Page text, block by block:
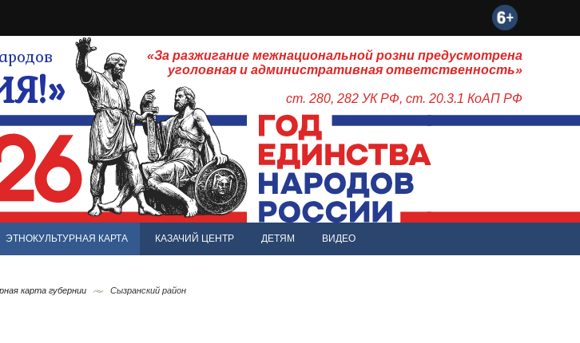
«За разжигание межнациональной розни предусмотрена
уголовная и административная ответственность»
ст. 280, 282 УК РФ, ст. 20.3.1 КоАП РФ
ЭТНОКУЛЬТУРНАЯ КАРТА КАЗАЧИЙ ЦЕНТР ДЕТЯМ ВИДЕО
карта губернии Сызранский район